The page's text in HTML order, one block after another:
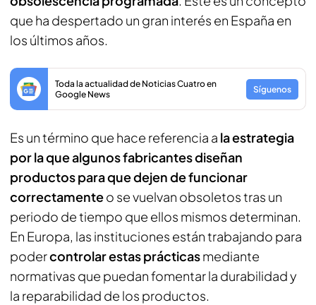
que ha despertado un gran interés en España en
los últimos años.
Toda la actualidad de Noticias Cuatro en
Google News
Síguenos
Es un término que hace referencia a la estrategia
por la que algunos fabricantes diseñan
productos para que dejen de funcionar
correctamenteo se vuelvan obsoletos tras un
periodo de tiempo que ellos mismos determinan.
En Europa, las instituciones están trabajando para
podercontrolar estas prácticasmediante
normativas que puedan fomentar la durabilidad y
la reparabilidad de los productos.